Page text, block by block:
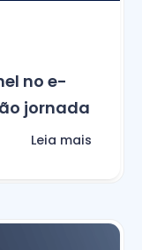
no e-
jornada
Leia mais